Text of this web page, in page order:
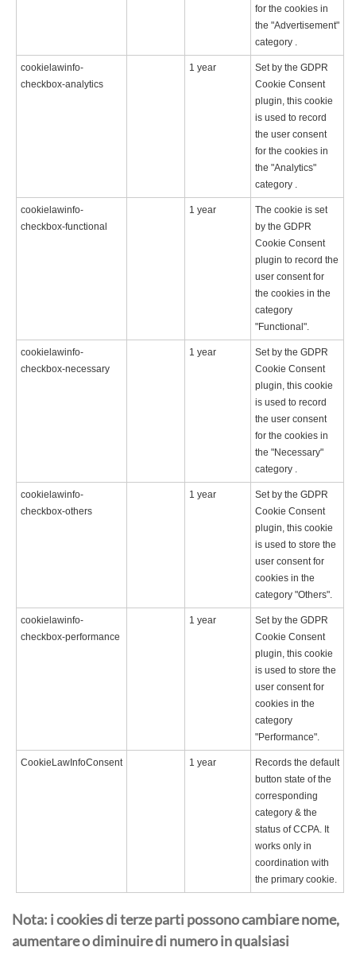
for the cookies in
the "Advertisement"
category .
cookielawinfo-
checkbox-analytics
1 year
Set by the GDPR
Cookie Consent
plugin, this cookie
is used to record
the user consent
for the cookies in
the "Analytics"
category .
cookielawinfo-
checkbox-functional
1 year
The cookie is set
by the GDPR
Cookie Consent
plugin to record the
user consent for
the cookies in the
category
"Functional".
cookielawinfo-
checkbox-necessary
1 year
Set by the GDPR
Cookie Consent
plugin, this cookie
is used to record
the user consent
for the cookies in
the "Necessary"
category .
cookielawinfo-
checkbox-others
1 year
Set by the GDPR
Cookie Consent
plugin, this cookie
is used to store the
user consent for
cookies in the
category "Others".
cookielawinfo-
checkbox-performance
1 year
Set by the GDPR
Cookie Consent
plugin, this cookie
is used to store the
user consent for
cookies in the
category
"Performance".
CookieLawInfoConsent 1 year
Records the default
button state of the
corresponding
category & the
status of CCPA. It
works only in
coordination with
the primary cookie.
Nota: i cookies di terze parti possono cambiare nome,
aumentare o diminuire di numero in qualsiasi